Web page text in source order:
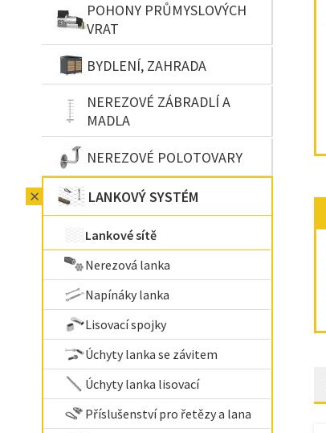
POHONY PRŮMYSLOVÝCH
VRAT
BYDLENÍ, ZAHRADA
NEREZOVÉ ZÁBRADLÍ A
MADLA
NEREZOVÉ POLOTOVARY
LANKOVÝ SYSTÉM
Lankové sítě
Nerezová lanka
Napínáky lanka
Lisovací spojky
Úchyty lanka se závitem
Úchyty lanka lisovací
Příslušenství pro řetězy a lana